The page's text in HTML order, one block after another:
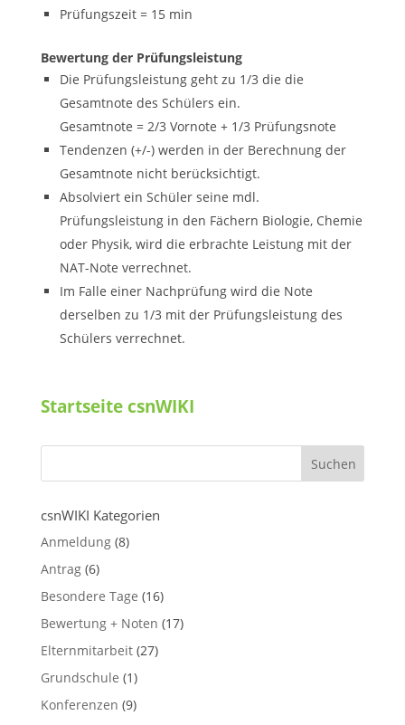
Prüfungszeit = 15 min
Bewertung der Prüfungsleistung
Die Prüfungsleistung geht zu 1/3 die die
Gesamtnote des Schülers ein.
Gesamtnote = 2/3 Vornote + 1/3 Prüfungsnote
Tendenzen (+/-) werden in der Berechnung der
Gesamtnote nicht berücksichtigt.
Absolviert ein Schüler seine mdl.
Prüfungsleistung in den Fächern Biologie, Chemie
oder Physik, wird die erbrachte Leistung mit der
NAT-Note verrechnet.
Im Falle einer Nachprüfung wird die Note
derselben zu 1/3 mit der Prüfungsleistung des
Schülers verrechnet.
Startseite csnWIKI
csnWIKI Kategorien
Anmeldung(8)
Antrag(6)
Besondere Tage (16)
Bewertung + Noten (17)
Elternmitarbeit(27)
Grundschule (1)
Konferenzen (9)